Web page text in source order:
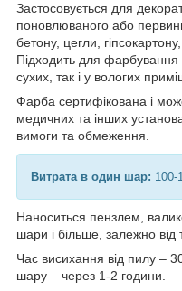
Застосовується для
поновлюваного або
бетону, цегли,
Підходить для
сухих, так і у вологих
Фарба сертифікована і
медичних та інших
вимоги та обмеження.
Витрата в один шар:
Наноситься пензлем,
шари і більше, залежно від
Час висихання від пилу –
шару – через 1-2 години.